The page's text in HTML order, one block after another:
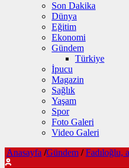
Son Dakika
Dünya
Eğitim
Ekonomi
Gündem
Türkiye
İpucu
Magazin
Sağlık
Yaşam
Spor
Foto Galeri
Video Galeri
Anasayfa /Gündem / Fadıloğlu,